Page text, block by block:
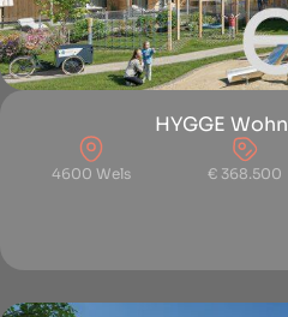
HYGGE
4600 Wels € 368.500